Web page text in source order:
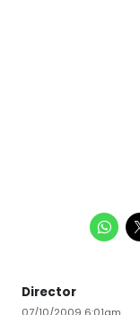
Director
07/10/2009 6:01am